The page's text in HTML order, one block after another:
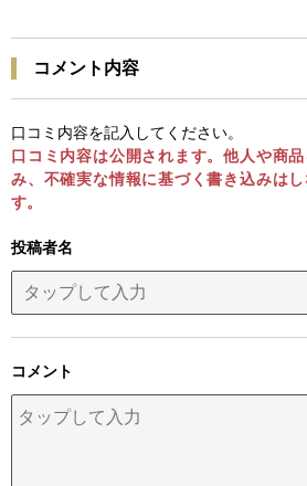
コメント内容
口コミ内容を記入してください。
口コミ内容は公開されます。他人や商
み、不確実な情報に基づく書き込みは
す。
投稿者名
コメント